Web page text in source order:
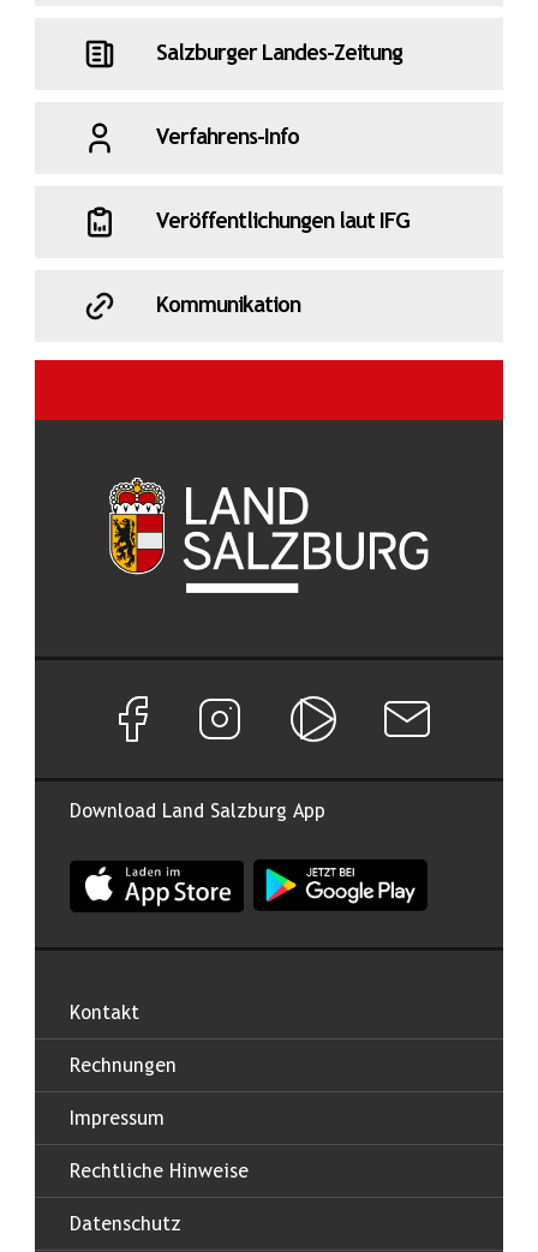
Salzburger Landes-Zeitung
Verfahrens-Info
Veröffentlichungen laut IFG
Kommunikation
Download Land Salzburg App
App Land Salzburg im Apple App Store
App Land Salzburg im
Facebook Seite von Land Salzburg
Instagram Seite von Land Salzburg
Salzburg ONNewsletter
Kontakt
Rechnungen
Impressum
Rechtliche Hinweise
Datenschutz